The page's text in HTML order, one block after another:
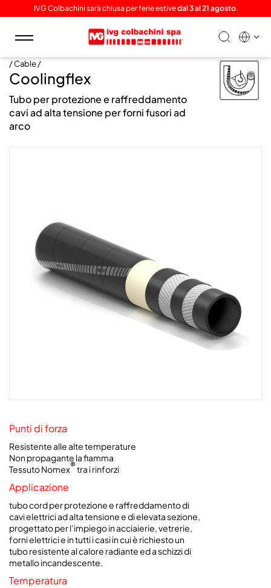
IVG Colbachini sarà chiusa per ferie estivedal 3 al 21 agosto.
Toggle
navigation
/ Cable /
Coolingflex
Tubo per protezione e raffreddamento
cavi ad alta tensione per forni fusori ad
arco
Punti di forza
Resistente alle alte temperature
Non propagante la fiamma
Tessuto Nomex®tra i rinforzi
Applicazione
tubo cord per protezione e raffreddamento di
cavi elettrici ad alta tensione e di elevata sezione,
progettato per l’impiego in acciaierie, vetrerie,
forni elettrici e in tutti i casi in cui è richiesto un
tubo resistente al calore radiante ed a schizzi di
metallo incandescente.
Temperatura